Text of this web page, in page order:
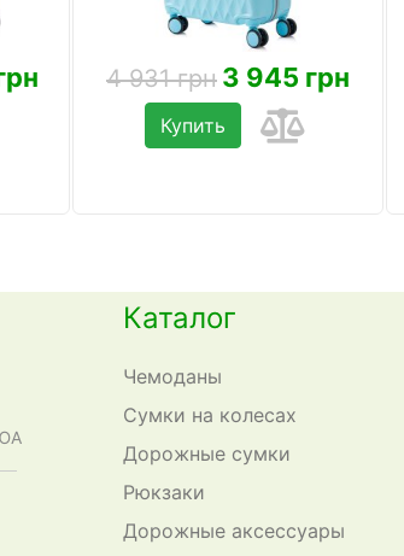
4 931 грн 3 945 грн
Купить
Каталог
Чемоданы
Сумки на колесах
Дорожные сумки
Рюкзаки
Дорожные аксессуары